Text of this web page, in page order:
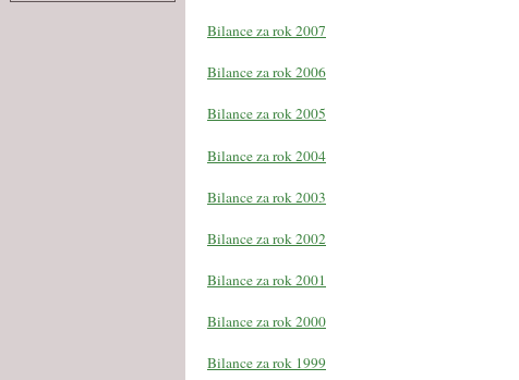
Bilance za rok 2007
Bilance za rok 2006
Bilance za rok 2005
Bilance za rok 2004
Bilance za rok 2003
Bilance za rok 2002
Bilance za rok 2001
Bilance za rok 2000
Bilance za rok 1999